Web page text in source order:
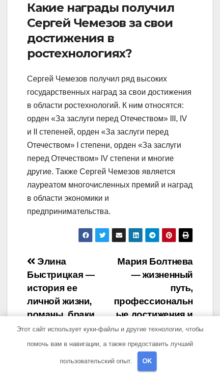
Какие награды получил
Сергей Чемезов за свои
достижения в
ростехнологиях?
Сергей Чемезов получил ряд высоких
государственных наград за свои достижения
в области ростехнологий. К ним относятся:
орден «За заслуги перед Отечеством» III, IV
и II степеней, орден «За заслуги перед
Отечеством» I степени, орден «За заслуги
перед Отечеством» IV степени и многие
другие. Также Сергей Чемезов является
лауреатом многочисленных премий и наград
в области экономики и
предпринимательства.
Навигация
по
записям
Мария Болтнева
— жизненный
путь,
профессиональн
ые достижения и
личные истории
Элина
Быстрицкая —
история ее
личной жизни,
романы, браки,
семейная жизнь и
отношения с
Этот сайт использует куки-файлы и другие технологии, чтобы
помочь вам в навигации, а также предоставить лучший
пользовательский опыт. OK